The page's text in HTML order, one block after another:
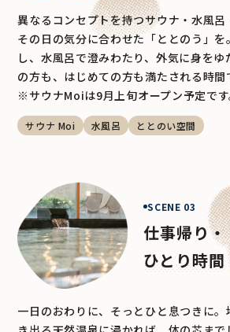
異なるコンセプトを持つサウナ・水風呂
その日の気分に合わせた「ととのう」
し、水風呂で澄みわたり、外気に身をゆ
の方も、はじめての方も満たされる時間
※サウナMoiは9月上旬オープン予定です
サウナ Moi 水風呂 ととのい空間
SCENE 03
仕事帰り・
ひとり時間
一日のおわりに、そっとひと息つきに